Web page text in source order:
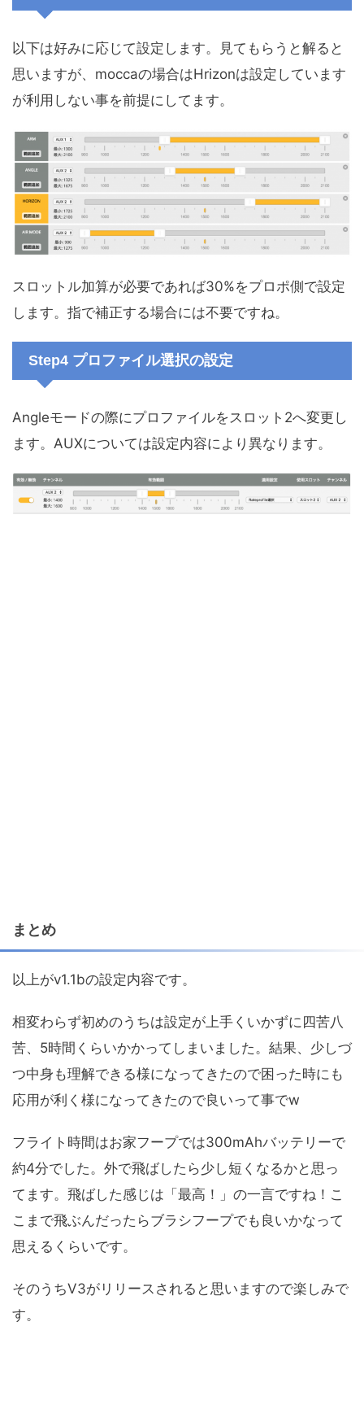
以下は好みに応じて設定します。見てもらうと解ると
思いますが、moccaの場合はHrizonは設定しています
が利用しない事を前提にしてます。
スロットル加算が必要であれば30%をプロポ側で設定
します。指で補正する場合には不要ですね。
Step4 プロファイル選択の設定
Angleモードの際にプロファイルをスロット2へ変更し
ます。AUXについては設定内容により異なります。
まとめ
以上がv1.1bの設定内容です。
相変わらず初めのうちは設定が上手くいかずに四苦八
苦、5時間くらいかかってしまいました。結果、少しづ
つ中身も理解できる様になってきたので困った時にも
応用が利く様になってきたので良いって事でw
フライト時間はお家フープでは300mAhバッテリーで
約4分でした。外で飛ばしたら少し短くなるかと思っ
てます。飛ばした感じは「最高！」の一言ですね！こ
こまで飛ぶんだったらブラシフープでも良いかなって
思えるくらいです。
そのうちV3がリリースされると思いますので楽しみで
す。